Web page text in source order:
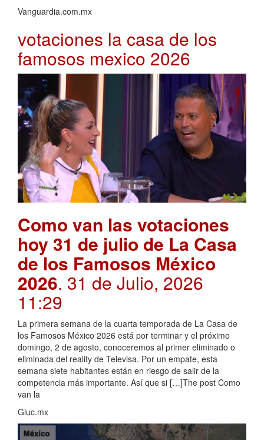
Vanguardia.com.mx
votaciones la casa de los
famosos mexico 2026
Como van las votaciones
hoy 31 de julio de La Casa
de los Famosos México
2026. 31 de Julio, 2026
11:29
La primera semana de la cuarta temporada de La Casa de
los Famosos México 2026 está por terminar y el próximo
domingo, 2 de agosto, conoceremos al primer eliminado o
eliminada del reality de Televisa. Por un empate, esta
semana siete habitantes están en riesgo de salir de la
competencia más importante. Así que si […]The post Como
van la
Gluc.mx